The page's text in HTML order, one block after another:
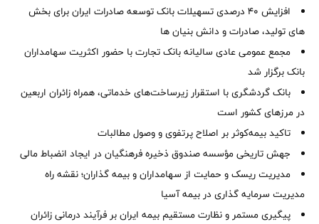
افزایش 40 درصدی تسهیلات بانک توسعه صادرات ایران برای بخش
های تولید، صادرات و دانش بنیان ها
مجمع عمومی عادی سالیانه بانک تجارت با حضور اکثریت سهامداران
بانک برگزار شد
بانک گردشگری با استقرار زیرساخت‌های خدماتی، همراه زائران اربعین
در مرزهای کشور است
تاکید بیمه‌کوثر بر اصلاح پرتفوی و وصول مطالبات ‌
جهش تاریخی مؤسسه صندوق ذخیره فرهنگیان در ایجاد انضباط مالی
مدیریت ریسک و حمایت از سهامداران و بیمه گذاران؛ نقشه راه
مدیریت سرمایه گذاری در بیمه آسیا
پیگیری مستمر و نظارت مستقیم بیمه ایران بر فرآیند درمانی زائران